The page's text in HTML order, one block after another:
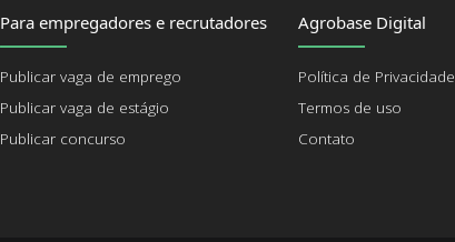
Para empregadores e recrutadores
Publicar vaga de emprego
Publicar vaga de estágio
Publicar concurso
Agrobase Digital
Política de Privacidade
Termos de uso
Contato